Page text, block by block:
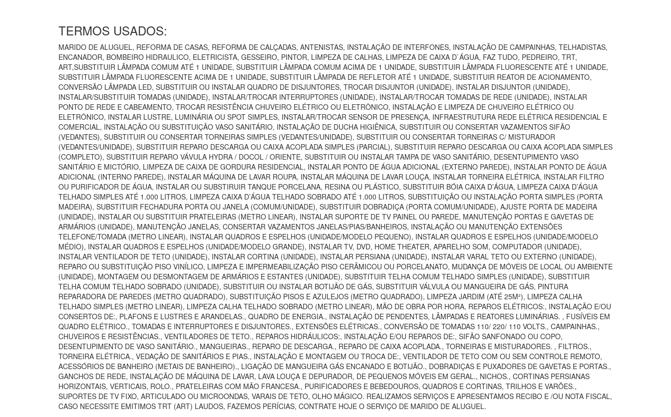
TERMOS USADOS:
MARIDO DE ALUGUEL, REFORMA DE CASAS, REFORMA DE CALÇADAS, ANTENISTAS, INSTALAÇÃO DE INTERFONES, INSTALAÇÃO DE CAMPAINHAS, TELHADISTAS,
ENCANADOR, BOMBEIRO HIDRAULICO, ELETRICISTA, GESSEIRO, PINTOR, LIMPEZA DE CALHAS, LIMPEZA DE CAIXA D`ÁGUA, FAZ TUDO, PEDREIRO, TRT,
ART,SUBSTITUIR LÂMPADA COMUM ATÉ 1 UNIDADE, SUBSTITUIR LÂMPADA COMUM ACIMA DE 1 UNIDADE, SUBSTITUIR LÂMPADA FLUORESCENTE ATÉ 1 UNIDADE,
SUBSTITUIR LÂMPADA FLUORESCENTE ACIMA DE 1 UNIDADE, SUBSTITUIR LÂMPADA DE REFLETOR ATÉ 1 UNIDADE, SUBSTITUIR REATOR DE ACIONAMENTO,
CONVERSÃO LÂMPADA LED, SUBSTITUIR OU INSTALAR QUADRO DE DISJUNTORES, TROCAR DISJUNTOR (UNIDADE), INSTALAR DISJUNTOR (UNIDADE),
INSTALAR/SUBSTITUIR TOMADAS (UNIDADE), INSTALAR/TROCAR INTERRUPTORES (UNIDADE), INSTALAR/TROCAR TOMADAS DE REDE (UNIDADE), INSTALAR
PONTO DE REDE E CABEAMENTO, TROCAR RESISTÊNCIA CHUVEIRO ELÉTRICO OU ELETRÔNICO, INSTALAÇÃO E LIMPEZA DE CHUVEIRO ELÉTRICO OU
ELETRÔNICO, INSTALAR LUSTRE, LUMINÁRIA OU SPOT SIMPLES, INSTALAR/TROCAR SENSOR DE PRESENÇA, INFRAESTRUTURA REDE ELÉTRICA RESIDENCIAL E
COMERCIAL, INSTALAÇÃO OU SUBSTITUIÇÃO VASO SANITÁRIO, INSTALAÇÃO DE DUCHA HIGIÊNICA, SUBSTITUIR OU CONSERTAR VAZAMENTOS SIFÃO
(VEDANTES), SUBSTITUIR OU CONSERTAR TORNEIRAS SIMPLES (VEDANTES/UNIDADE), SUBSTITUIR OU CONSERTAR TORNEIRAS C/ MISTURADOR
(VEDANTES/UNIDADE), SUBSTITUIR REPARO DESCARGA OU CAIXA ACOPLADA SIMPLES (PARCIAL), SUBSTITUIR REPARO DESCARGA OU CAIXA ACOPLADA SIMPLES
(COMPLETO), SUBSTITUIR REPARO VÁVULA HYDRA / DOCOL / ORIENTE, SUBSTITUIR OU INSTALAR TAMPA DE VASO SANITÁRIO, DESENTUPIMENTO VASO
SANITÁRIO E MICTÓRIO, LIMPEZA DE CAIXA DE GORDURA RESIDENCIAL, INSTALAR PONTO DE ÁGUA ADICIONAL (EXTERNO PAREDE), INSTALAR PONTO DE ÁGUA
ADICIONAL (INTERNO PAREDE), INSTALAR MÁQUINA DE LAVAR ROUPA, INSTALAR MÁQUINA DE LAVAR LOUÇA, INSTALAR TORNEIRA ELÉTRICA, INSTALAR FILTRO
OU PURIFICADOR DE ÁGUA, INSTALAR OU SUBSTIRUIR TANQUE PORCELANA, RESINA OU PLÁSTICO, SUBSTITUIR BÓIA CAIXA D’ÁGUA, LIMPEZA CAIXA D’ÁGUA
TELHADO SIMPLES ATÉ 1.000 LITROS, LIMPEZA CAIXA D’ÁGUA TELHADO SOBRADO ATÉ 1.000 LITROS, SUBSTITUIÇÃO OU INSTALAÇÃO PORTA SIMPLES (PORTA
MADEIRA), SUBSTITUIR FECHADURA PORTA OU JANELA (COMUM/UNIDADE), SUBSTITUIR DOBRADIÇA (PORTA COMUM/UNIDADE), AJUSTE PORTA DE MADEIRA
(UNIDADE), INSTALAR OU SUBSTITUIR PRATELEIRAS (METRO LINEAR), INSTALAR SUPORTE DE TV PAINEL OU PAREDE, MANUTENÇÃO PORTAS E GAVETAS DE
ARMÁRIOS (UNIDADE), MANUTENÇÃO JANELAS, CONSERTAR VAZAMENTOS JANELAS/PIAS/BANHEIROS, INSTALAÇÃO OU MANUTENÇÃO EXTENSÕES
TELEFONE/TOMADA (METRO LINEAR), INSTALAR QUADROS E ESPELHOS (UNIDADE/MODELO PEQUENO), INSTALAR QUADROS E ESPELHOS (UNIDADE/MODELO
MÉDIO), INSTALAR QUADROS E ESPELHOS (UNIDADE/MODELO GRANDE), INSTALAR TV, DVD, HOME THEATER, APARELHO SOM, COMPUTADOR (UNIDADE),
INSTALAR VENTILADOR DE TETO (UNIDADE), INSTALAR CORTINA (UNIDADE), INSTALAR PERSIANA (UNIDADE), INSTALAR VARAL TETO OU EXTERNO (UNIDADE),
REPARO OU SUBSTITUIÇÃO PISO VINÍLICO, LIMPEZA E IMPERMEABILIZAÇÃO PISO CERÂMICOU OU PORCELANATO, MUDANÇA DE MÓVEIS DE LOCAL OU AMBIENTE
(UNIDADE), MONTAGEM OU DESMONTAGEM DE ARMÁRIOS E ESTANTES (UNIDADE), SUBSTITUIR TELHA COMUM TELHADO SIMPLES (UNIDADE), SUBSTITUIR
TELHA COMUM TELHADO SOBRADO (UNIDADE), SUBSTITUIR OU INSTALAR BOTIJÃO DE GÁS, SUBSTITUIR VÁLVULA OU MANGUEIRA DE GÁS, PINTURA
REPARADORA DE PAREDES (METRO QUADRADO), SUBSTITUIÇÃO PISOS E AZULEJOS (METRO QUADRADO), LIMPEZA JARDIM (ATÉ 25M²), LIMPEZA CALHA
TELHADO SIMPLES (METRO LINEAR), LIMPEZA CALHA TELHADO SOBRADO (METRO LINEAR), MÃO DE OBRA POR HORA, REPAROS ELÉTRICOS:, INSTALAÇÃO E/OU
CONSERTOS DE:, PLAFONS E LUSTRES E ARANDELAS., QUADRO DE ENERGIA., INSTALAÇÃO DE PENDENTES, LÂMPADAS E REATORES LUMINÁRIAS. , FUSÍVEIS EM
QUADRO ELÉTRICO., TOMADAS E INTERRUPTORES E DISJUNTORES., EXTENSÕES ELÉTRICAS., CONVERSÃO DE TOMADAS 110/ 220/ 110 VOLTS., CAMPAINHAS.,
CHUVEIROS E RESISTÊNCIAS., VENTILADORES DE TETO., REPAROS HIDRÁULICOS:, INSTALAÇÃO E/OU REPAROS DE:, SIFÃO SANFONADO OU COPO,
DESENTUPIMENTO DE VASO SANITÁRIO., MANGUEIRAS., REPARO DE DESCARGA., REPARO DE CAIXA ACOPLADA., TORNEIRAS E MISTURADORES. , FILTROS.,
TORNEIRA ELÉTRICA., VEDAÇÃO DE SANITÁRIOS E PIAS., INSTALAÇÃO E MONTAGEM OU TROCA DE:, VENTILADOR DE TETO COM OU SEM CONTROLE REMOTO,
ACESSÓRIOS DE BANHEIRO (METAIS DE BANHEIRO)., LIGAÇÃO DE MANGUEIRA GÁS ENCANADO E BOTIJÃO., DOBRADIÇAS E PUXADORES DE GAVETAS E PORTAS.,
GANCHOS DE REDE, INSTALAÇÃO DE MÁQUINA DE LAVAR, LAVA LOUÇA E DEPURADOR, DE PEQUENOS MÓVEIS EM GERAL., NICHOS., CORTINAS PERSIANAS
HORIZONTAIS, VERTICAIS, ROLO., PRATELEIRAS COM MÃO FRANCESA., PURIFICADORES E BEBEDOUROS, QUADROS E CORTINAS, TRILHOS E VARÕES.,
SUPORTES DE TV FIXO, ARTICULADO OU MICROONDAS, VARAIS DE TETO, OLHO MÁGICO. REALIZAMOS SERVIÇOS E APRESENTAMOS RECIBO E /OU NOTA FISCAL,
CASO NECESSITE EMITIMOS TRT (ART) LAUDOS, FAZEMOS PERÍCIAS, CONTRATE HOJE O SERVIÇO DE MARIDO DE ALUGUEL.